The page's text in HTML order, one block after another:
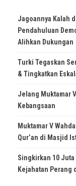
Jagoannya Kalah
Pendahuluan
Alihkan Dukungan
Turki Tegaskan
& Tingkatkan
Jelang Muktamar
Kebangsaan
Muktamar V
Qur’an di Masjid
Singkirkan 10 Juta
Kejahatan Perang